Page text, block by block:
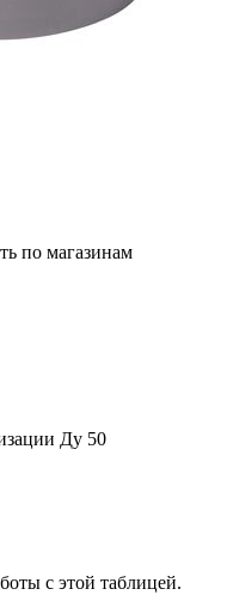
по магазинам
Ду 50
с этой таблицей.